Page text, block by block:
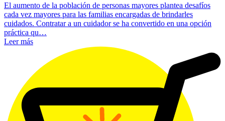
El aumento de la población de personas mayores plantea desafíos
cada vez mayores para las familias encargadas de brindarles
cuidados. Contratar a un cuidador se ha convertido en una opción
práctica qu…
Leer más